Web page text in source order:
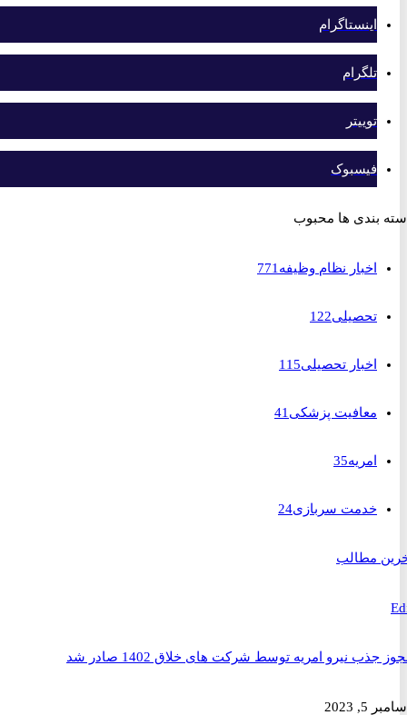
اینستاگرام
تلگرام
توییتر
فیسبوک
ها محبوب
اخبار نظام وظیفه771
تحصیلی122
اخبار تحصیلی115
معافیت پزشکی41
امریه 35
خدمت سربازی 24
مطالب
نیرو امریه توسط شرکت های خلاق 1402 صادر شد